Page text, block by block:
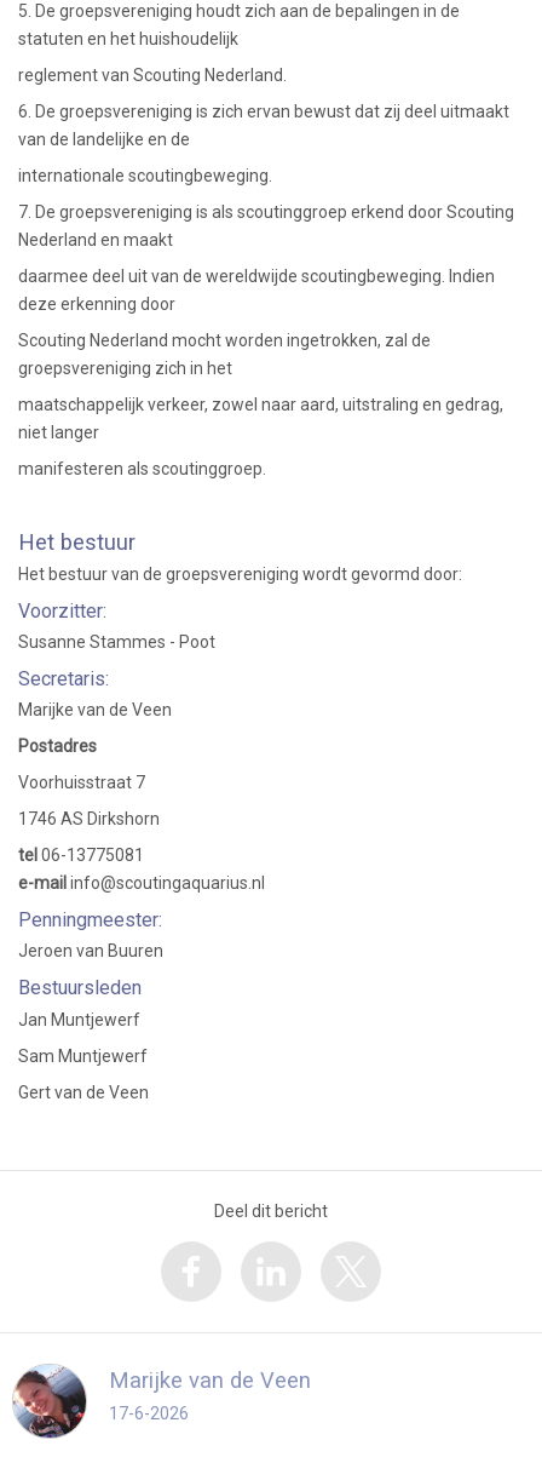
5. De groepsvereniging houdt zich aan de bepalingen in de
statuten en het huishoudelijk
reglement van Scouting Nederland.
6. De groepsvereniging is zich ervan bewust dat zij deel uitmaakt
van de landelijke en de
internationale scoutingbeweging.
7. De groepsvereniging is als scoutinggroep erkend door Scouting
Nederland en maakt
daarmee deel uit van de wereldwijde scoutingbeweging. Indien
deze erkenning door
Scouting Nederland mocht worden ingetrokken, zal de
groepsvereniging zich in het
maatschappelijk verkeer, zowel naar aard, uitstraling en gedrag,
niet langer
manifesteren als scoutinggroep.
Het bestuur
Het bestuur van de groepsvereniging wordt gevormd door:
Voorzitter:
Susanne Stammes - Poot
Secretaris:
Marijke van de Veen
Postadres
Voorhuisstraat 7
1746 AS Dirkshorn
tel 06-13775081
e-mail info@scoutingaquarius.nl
Penningmeester:
Jeroen van Buuren
Bestuursleden
Jan Muntjewerf
Sam Muntjewerf
Gert van de Veen
Deel dit bericht
Marijke van de Veen
17-6-2026